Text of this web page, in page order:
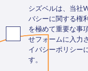
シズベルは、当社
バシーに関する権
を極めて重要な事
せフォームに入力
イバシーポリシー
す。